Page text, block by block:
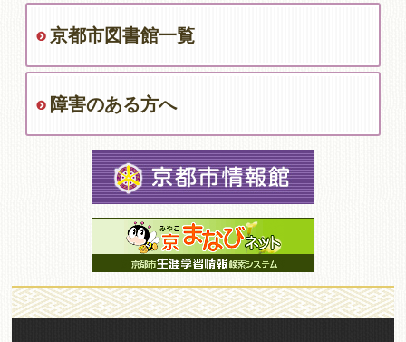
京都市図書館一覧
障害のある方へ